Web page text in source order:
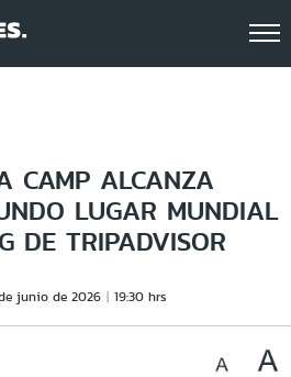
CAMP ALCANZA
LUGAR MUNDIAL
DE TRIPADVISOR
junio de 2026 19:30 hrs